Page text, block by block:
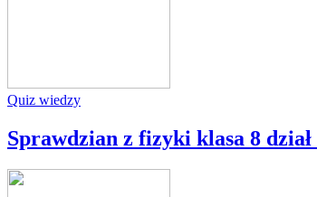
Quiz wiedzy
Sprawdzian z fizyki klasa 8